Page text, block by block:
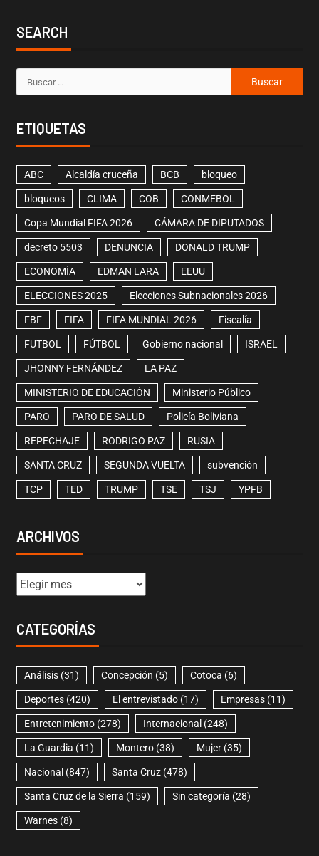
SEARCH
ETIQUETAS
ABC Alcaldía cruceña BCB bloqueo
bloqueos CLIMA COB CONMEBOL
Copa Mundial FIFA 2026 CÁMARA DE DIPUTADOS
decreto 5503 DENUNCIA DONALD TRUMP
ECONOMÍA EDMAN LARA EEUU
ELECCIONES 2025 Elecciones Subnacionales 2026
FBF FIFA FIFA MUNDIAL 2026 Fiscalía
FUTBOL FÚTBOL Gobierno nacional ISRAEL
JHONNY FERNÁNDEZ LA PAZ
MINISTERIO DE EDUCACIÓN Ministerio Público
PARO PARO DE SALUD Policía Boliviana
REPECHAJE RODRIGO PAZ RUSIA
SANTA CRUZ SEGUNDA VUELTA subvención
TCP TED TRUMP TSE TSJ YPFB
ARCHIVOS
CATEGORÍAS
Análisis(31) Concepción (5) Cotoca (6)
Deportes(420) El entrevistado(17) Empresas(11)
Entretenimiento(278) Internacional (248)
La Guardia (11) Montero(38) Mujer(35)
Nacional (847) Santa Cruz(478)
Santa Cruz de la Sierra (159) Sin categoría (28)
Warnes(8)